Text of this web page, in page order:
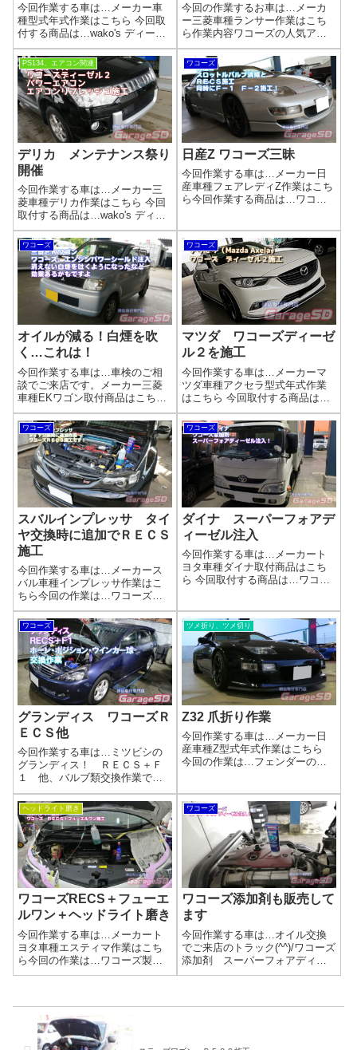
今回作業する車は…メーカー車
種型式年式作業はこちら 今回取
付する商品は…wako's ディーゼ
ル2施工ワコーズ製品 Diesel‐2
を施工しました(^_-)-☆ディーゼ
ルツー D-2ＰＭ燃焼改善＜黒煙
除去装置ＤＰＦ用洗浄・分散剤
＞黒煙除去フ...
今回の作業するお車は…メーカ
ー三菱車種ランサー作業はこち
ら作業内容ワコーズの人気アイ
テム RECS＋F１ を使ってエ
ンジンメンテナンス完了画像🚗
【エンジン内部を徹底リフレッ
シュ】ワコーズ RECS ＋ F-1 施
工こんな症状、気になってい
ま...
PS134、エアコン関連
デリカ メンテナンス祭り
開催
今回作業する車は…メーカー三
菱車種デリカ作業はこちら 今回
取付する商品は…wako's ディー
ゼル2施工 パワーエアコン
PS134エアコンリフレッシュワ
コーズ製品 Diesel‐2を施工しま
した(^_-)-☆ディーゼルツー D-2
ＰＭ燃焼...
ワコーズ
日産Z ワコーズ三昧
今回作業する車は…メーカー日
産車種フェアレディZ作業はこち
ら今回作業する商品は…ワコー
＆ＲＥＣＳです('ω')ノ作業写真ス
ロットルバルブクリーナーでス
ロットルボディーを掃除しまし
ょうＺ...
ワコーズ
オイルが減る！白煙を吹
く…これは！
今回作業する車は…車検のご相
談でご来店です。メーカー三菱
車種EKワゴン取付商品はこちら
今回取付する商品は…ワコー
ズ エンジンパワーシールド
EPS エンジンパワーシール
ド オイル上がり・オイル下が
り・オイル漏れ防止剤オイル漏
れを防止する実績...
ワコーズ
マツダ ワコーズディーゼ
ル２を施工
今回作業する車は…メーカーマ
ツダ車種アクセラ型式年式作業
はこちら 今回取付する商品は…
wako's ディーゼル2施工ワコーズ
製品 Diesel‐2を施工しました
(^_-)-☆ディーゼルツー D-2ＰＭ
燃焼改善＜黒煙除去装置ＤＰＦ
用洗浄・分散...
ワコーズ
スバルインプレッサ タイ
ヤ交換時に追加でＲＥＣＳ
施工
今回作業する車は…メーカース
バル車種インプレッサ作業はこ
ちら今回の作業は…ワコーズＲ
ＥＣＳ作業写真点滴作業です。
洗浄剤をゆっくり注入していき
ます(^^)/作業完了レーシングすれ
ば完了です。ワコーズＲＥＣＳ
の施工もガレージＳＤにお任せ
ください...
ワコーズ
ダイナ スーパーフォアデ
ィーゼル注入
今回作業する車は…メーカート
ヨタ車種ダイナ取付商品はこち
ら 今回取付する商品は…ワコー
混ぜて注入する添加剤です。作
業写真スーパーフォアディーゼ
ル ディーゼルエンジン機能回
復剤コンプレッ...
ワコーズ
グランディス ワコーズＲ
ＥＣＳ他
今回作業する車は…ミツビシの
グランディス！ ＲＥＣＳ＋Ｆ
１ 他、バルブ類交換作業です
(^_-)-☆メーカーミツビシ車種グ
ランディス作業はこちら 今回取
付する商品は…ホーン＋ポジシ
ョン球＋ウインカー球他作業写
真相変わらず人気のワコーズの
ＲＥＣ...
ツメ折り、ツメ切り
Z32 爪折り作業
今回作業する車は…メーカー日
産車種Z型式年式作業はこちら
今回の作業は…フェンダーの爪
折り作業＆爪切り作業作業完了
いつも通りにキレイに作業完了
です(^_-)-☆作業時間(目安)爪折り
ヘッドライト磨き
ワコーズRECS＋フューエ
ルワン＋ヘッドライト磨き
今回作業する車は…メーカート
ヨタ車種エスティマ作業はこち
ら今回の作業は…ワコーズ製
品 RECS＋F1 ヘッドライト
す。ヘッドライト磨きも施工し
ましたが、キレ...
ワコーズ
ワコーズ添加剤も販売して
ます
今回作業する車は…オイル交換
でご来店のトラック(^^)/ワコーズ
添加剤 スーパーフォアディー
ゼル注入です！メーカー車種ト